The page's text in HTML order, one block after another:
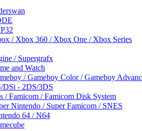
/ Xbox 360 / Xbox One / Xbox Series
/ Supergrafx
and Watch
/ Gameboy Color / Gameboy
- 2DS/3DS
Famicom / Famicom Disk System
Nintendo / Super Famicom / SNES
64 / N64